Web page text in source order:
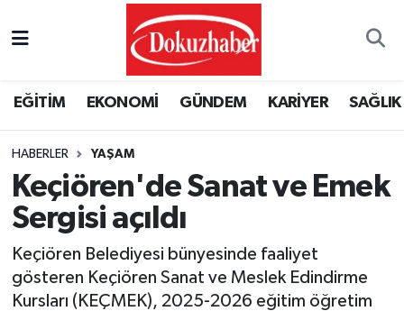
EĞİTİM EKONOMİ GÜNDEM KARİYER SAĞLIK
HABERLER YAŞAM
Keçiören'de Sanat ve Emek
Sergisi açıldı
Keçiören Belediyesi bünyesinde faaliyet
gösteren Keçiören Sanat ve Meslek Edindirme
Kursları (KEÇMEK), 2025-2026 eğitim öğretim
Puan Durumu ve Fikstür
Tüm Manşetler
Son Dakika Haberleri
Haber Arşivi